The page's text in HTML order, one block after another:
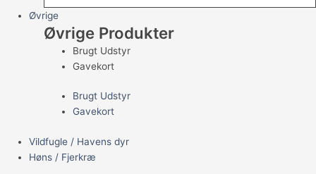
Øvrige
Øvrige Produkter
Brugt Udstyr
Gavekort
Brugt Udstyr
Gavekort
Vildfugle / Havens dyr
Høns / Fjerkræ